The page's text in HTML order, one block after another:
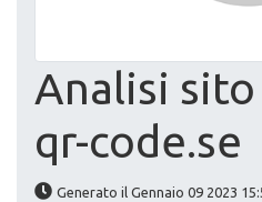
Analisi
qr-code.se
Generato il Gennaio 09 2023